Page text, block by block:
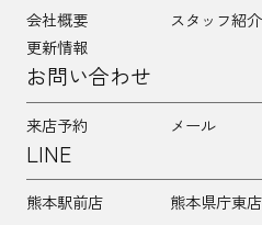
会社概要 スタッフ紹介
更新情報
お問い合わせ
来店予約 メール
LINE
熊本駅前店 熊本県庁東店